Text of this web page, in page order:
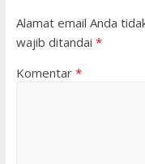
Alamat email Anda
wajib ditandai *
Komentar *